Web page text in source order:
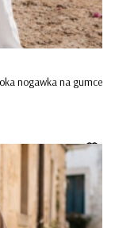
nogawka na gumce